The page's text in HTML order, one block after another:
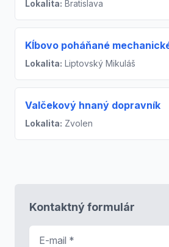
Lokalita: Bratislava
Kĺbovo poháňané
Lokalita: Liptovský Mikuláš
Valčekový hnaný dopravník
Lokalita: Zvolen
Kontaktný formulár